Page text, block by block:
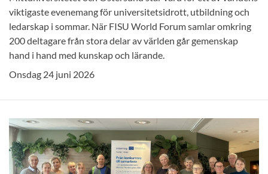
viktigaste evenemang för universitetsidrott, utbildning och
ledarskap i sommar. När FISU World Forum samlar omkring
200 deltagare från stora delar av världen går gemenskap
hand i hand med kunskap och lärande.
Onsdag 24 juni 2026